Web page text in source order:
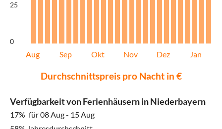
25
0
Aug Sep Okt Nov Dez Jan
Durchschnittspreis pro Nacht in €
Verfügbarkeit von Ferienhäusern in Niederbayern
17% für 08 Aug - 15 Aug